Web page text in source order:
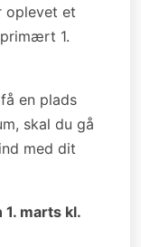
oplevet et
1.
en plads
skal du gå
med dit
marts kl.